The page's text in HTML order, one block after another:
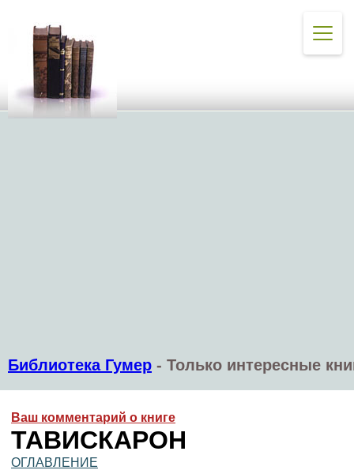
Библиотека Гумер - Только интересные
Ваш комментарий о книге
ТАВИСКАРОН
ОГЛАВЛЕНИЕ